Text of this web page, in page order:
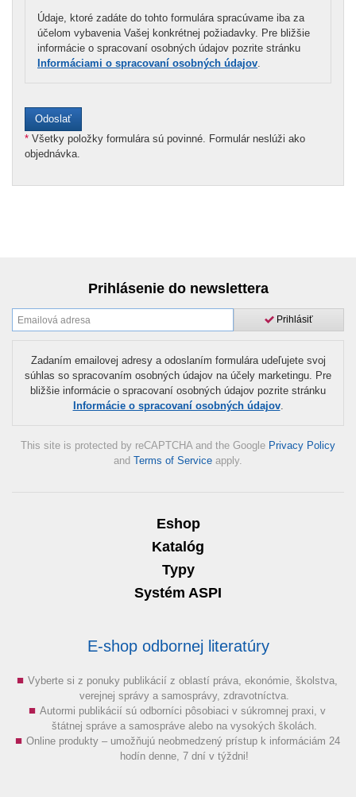
Údaje, ktoré zadáte do tohto formulára spracúvame iba za
účelom vybavenia Vašej konkrétnej požiadavky. Pre bližšie
informácie o spracovaní osobných údajov pozrite stránku
Informáciami o spracovaní osobných údajov.
* Všetky položky formulára sú povinné. Formulár neslúži ako
objednávka.
Prihlásenie do newslettera
Prihlásiť
Zadaním emailovej adresy a odoslaním formulára udeľujete svoj
súhlas so spracovaním osobných údajov na účely marketingu. Pre
bližšie informácie o spracovaní osobných údajov pozrite stránku
Informácie o spracovaní osobných údajov.
This site is protected by reCAPTCHA and the Google Privacy Policy
and Terms of Service apply.
Eshop
Katalóg
Typy
Systém ASPI
E-shop odbornej literatúry
Vyberte si z ponuky publikácií z oblastí práva, ekonómie, školstva,
verejnej správy a samosprávy, zdravotníctva.
Autormi publikácií sú odborníci pôsobiaci v súkromnej praxi, v
štátnej správe a samospráve alebo na vysokých školách.
Online produkty – umožňujú neobmedzený prístup k informáciám 24
hodín denne, 7 dní v týždni!